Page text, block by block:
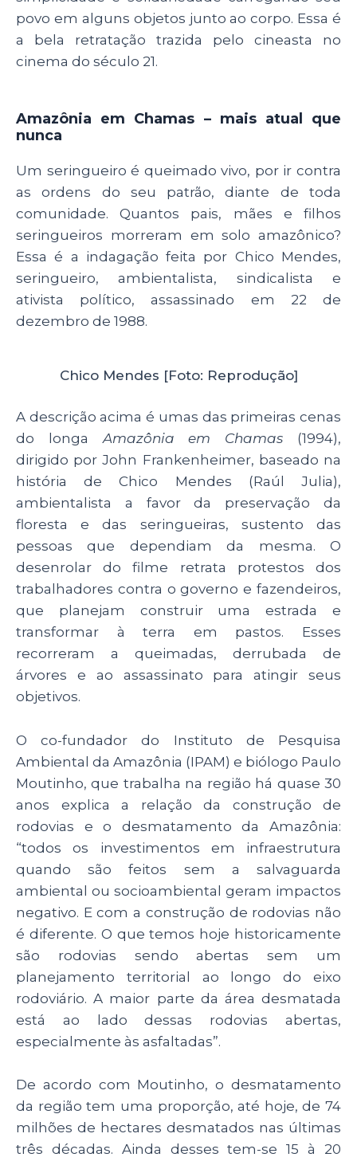
povo em alguns objetos junto ao corpo. Essa é
a bela retratação trazida pelo cineasta no
cinema do século 21.
Amazônia em Chamas – mais atual que
nunca
Um seringueiro é queimado vivo, por ir contra
as ordens do seu patrão, diante de toda
comunidade. Quantos pais, mães e filhos
seringueiros morreram em solo amazônico?
Essa é a indagação feita por Chico Mendes,
seringueiro, ambientalista, sindicalista e
ativista político, assassinado em 22 de
dezembro de 1988.
Chico Mendes [Foto: Reprodução]
A descrição acima é umas das primeiras cenas
do longaAmazônia em Chamas (1994),
dirigido por John Frankenheimer, baseado na
história de Chico Mendes (Raúl Julia),
ambientalista a favor da preservação da
floresta e das seringueiras, sustento das
pessoas que dependiam da mesma. O
desenrolar do filme retrata protestos dos
trabalhadores contra o governo e fazendeiros,
que planejam construir uma estrada e
transformar à terra em pastos. Esses
recorreram a queimadas, derrubada de
árvores e ao assassinato para atingir seus
objetivos.
O co-fundador do Instituto de Pesquisa
Ambiental da Amazônia (IPAM) e biólogo Paulo
Moutinho, que trabalha na região há quase 30
anos explica a relação da construção de
rodovias e o desmatamento da Amazônia:
“todos os investimentos em infraestrutura
quando são feitos sem a salvaguarda
ambiental ou socioambiental geram impactos
negativo. E com a construção de rodovias não
é diferente. O que temos hoje historicamente
são rodovias sendo abertas sem um
planejamento territorial ao longo do eixo
rodoviário. A maior parte da área desmatada
está ao lado dessas rodovias abertas,
especialmente às asfaltadas”.
De acordo com Moutinho, o desmatamento
da região tem uma proporção, até hoje, de 74
milhões de hectares desmatados nas últimas
três décadas. Ainda desses tem-se 15 à 20